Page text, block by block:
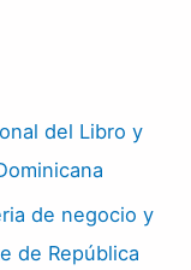
del Libro y
de negocio y
de República